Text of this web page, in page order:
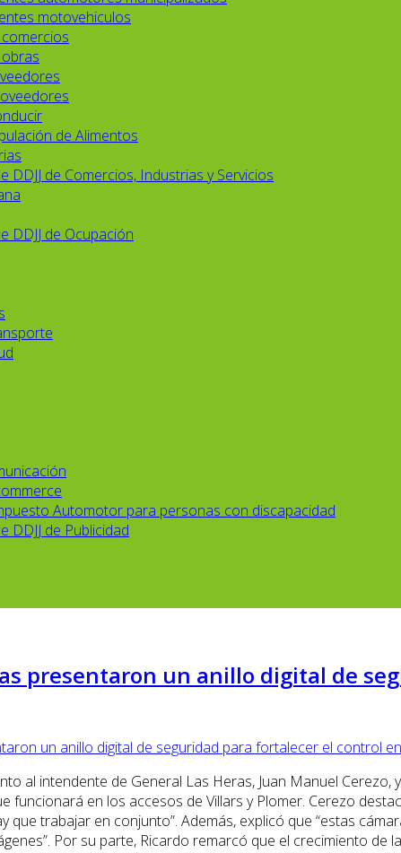
motovehiculos
de Alimentos
DDJJ de Comercios, Industrias y Servicios
DDJJ de Ocupación
Automotor para personas con discapacidad
DDJJ de Publicidad
presentaron un anillo digital de
al intendente de General Las Heras, Juan Manuel
funcionará en los accesos de Villars y Plomer. Cerezo
que trabajar en conjunto”. Además, explicó que “estas
Por su parte, Ricardo remarcó que el crecimiento